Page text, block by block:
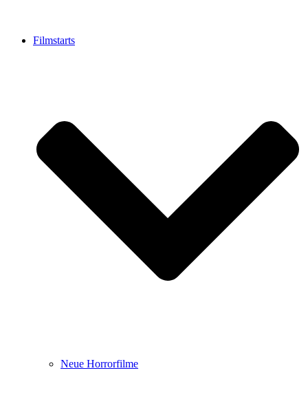
Filmstarts
Neue Horrorfilme